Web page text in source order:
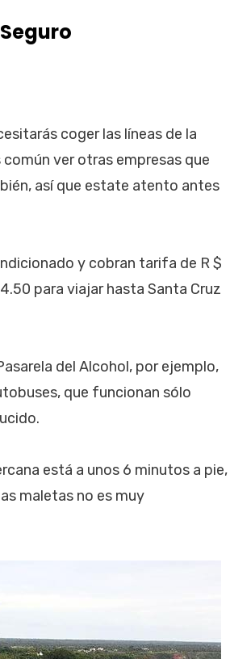
coger las líneas de la
común ver otras empresas que
así que estate atento antes
y cobran tarifa de R $
para viajar hasta Santa Cruz
del Alcohol, por ejemplo,
que funcionan sólo
está a unos 6 minutos a pie,
maletas no es muy